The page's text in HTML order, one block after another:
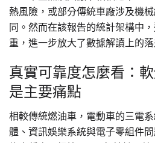
熱風險，或部分傳統車廠涉及機
同。然而在該報告的統計架構中
重，進一步放大了數據解讀上的落
真實可靠度怎麼看：
是主要痛點
相較傳統燃油車，電動車的三電
體、資訊娛樂系統與電子零組件